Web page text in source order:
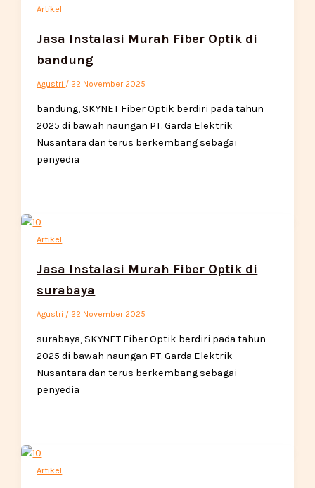
Artikel
Jasa Instalasi Murah Fiber Optik di
bandung
Agustri / 22 November 2025
bandung, SKYNET Fiber Optik berdiri pada tahun
2025 di bawah naungan PT. Garda Elektrik
Nusantara dan terus berkembang sebagai
penyedia
Artikel
Jasa Instalasi Murah Fiber Optik di
surabaya
Agustri / 22 November 2025
surabaya, SKYNET Fiber Optik berdiri pada tahun
2025 di bawah naungan PT. Garda Elektrik
Nusantara dan terus berkembang sebagai
penyedia
Artikel